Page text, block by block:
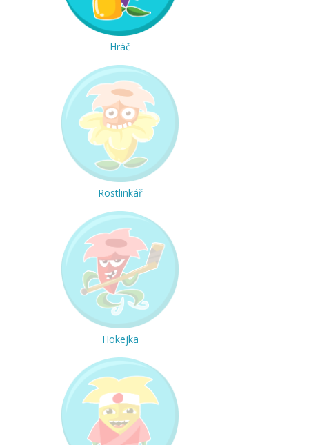
Hráč
Rostlinkář
Hokejka